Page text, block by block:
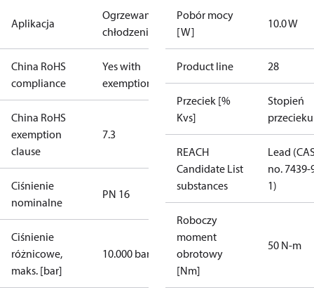
Aplikacja
Ogrzewanie i
chłodzenie
China RoHS
compliance
Yes with
exemptions
China RoHS
exemption
clause
7.3
Ciśnienie
nominalne
PN 16
Ciśnienie
różnicowe,
maks. [bar]
10.000 bar
Pobór mocy
[W]
10.0 W
Product line 28
Przeciek [%
Kvs]
Stopień
REACH
Candidate List
substances
Lead
no. 7439-
1)
Roboczy
moment
obrotowy
[Nm]
50 N-m